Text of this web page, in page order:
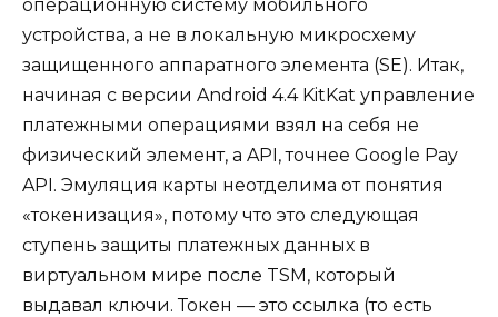
операционную систему мобильного
устройства, а не в локальную микросхему
защищенного аппаратного элемента (SE). Итак,
начиная с версии Android 4.4 KitKat управление
платежными операциями взял на себя не
физический элемент, а API, точнее Google Pay
API. Эмуляция карты неотделима от понятия
«токенизация», потому что это следующая
ступень защиты платежных данных в
виртуальном мире после TSM, который
выдавал ключи.Токен — это ссылка (то есть